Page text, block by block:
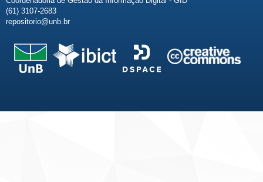
(61) 3107-2683
repositorio@unb.br